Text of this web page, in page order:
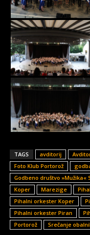
TAGS avditorij
Foto Klub Portorož
Godbeno društvo »Mužika«
Koper
Marezige
Pihalni orkester Koper
Pihalni orkester Piran
Portorož
Srečanje